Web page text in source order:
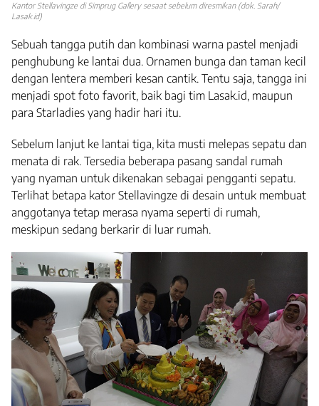
Kantor Stellavingze di Simprug Gallery sesaat sebelum diresmikan (dok. Sarah/
Lasak.id)
Sebuah tangga putih dan kombinasi warna pastel menjadi
penghubung ke lantai dua. Ornamen bunga dan taman kecil
dengan lentera memberi kesan cantik. Tentu saja, tangga ini
menjadi spot foto favorit, baik bagi tim Lasak.id, maupun
para Starladies yang hadir hari itu.
Sebelum lanjut ke lantai tiga, kita musti melepas sepatu dan
menata di rak. Tersedia beberapa pasang sandal rumah
yang nyaman untuk dikenakan sebagai pengganti sepatu.
Terlihat betapa kator Stellavingze di desain untuk membuat
anggotanya tetap merasa nyama seperti di rumah,
meskipun sedang berkarir di luar rumah.